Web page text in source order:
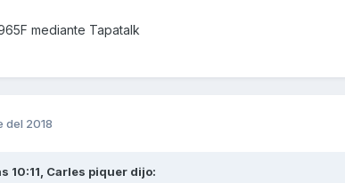
mediante Tapatalk
del 2018
10:11, Carles piquer dijo: